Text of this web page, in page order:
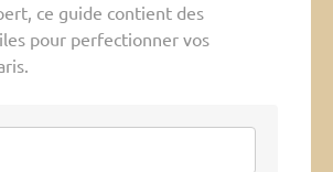
ce guide contient des
pour perfectionner vos